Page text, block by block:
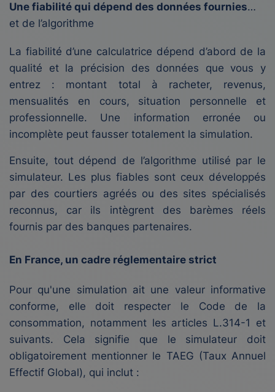
Une fiabilité qui dépend des données fournies…
et de l’algorithme
La fiabilité d’une calculatrice dépend d’abord de la
qualité et la précision des données que vous y
entrez : montant total à racheter, revenus,
mensualités en cours, situation personnelle et
professionnelle. Une information erronée ou
incomplète peut fausser totalement la simulation.
Ensuite, tout dépend de l’algorithme utilisé par le
simulateur. Les plus fiables sont ceux développés
par des courtiers agréés ou des sites spécialisés
reconnus, car ils intègrent des barèmes réels
fournis par des banques partenaires.
En France, un cadre réglementaire strict
Pour qu'une simulation ait une valeur informative
conforme, elle doit respecter le Code de la
consommation, notamment les articles L.314-1 et
suivants. Cela signifie que le simulateur doit
obligatoirement mentionner le TAEG (Taux Annuel
Effectif Global), qui inclut :